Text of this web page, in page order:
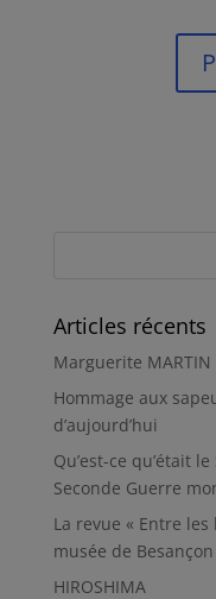
Articles récents
Marguerite
Hommage aux
d’aujourd’hui
Qu’est-ce qu’était
Seconde Guerre
La revue « Entre
musée de Besançon
HIROSHIMA